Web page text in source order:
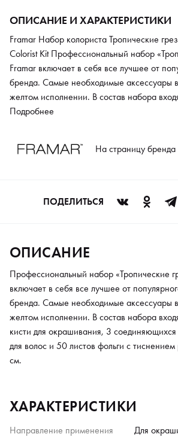
ОПИСАНИЕ И ХАРАКТЕРИСТИКИ
Framar Набор колориста Тропические
Colorist Kit Профессиональный набор
Framar включает в себя все лучшее от
бренда. Самые необходимые аксессуары
желтом исполнении. В состав набора
кисти для окрашивания, 3 соединяющихся
Подробнее
На страницу бренда
ПОДЕЛИТЬСЯ
ОПИСАНИЕ
Профессиональный набор «Тропические
включает в себя все лучшее от
бренда. Самые необходимые аксессуары
желтом исполнении. В состав набора
кисти для окрашивания, 3
для волос и 50 листов фольги с
см.
ХАРАКТЕРИСТИКИ
Направление применения
Для